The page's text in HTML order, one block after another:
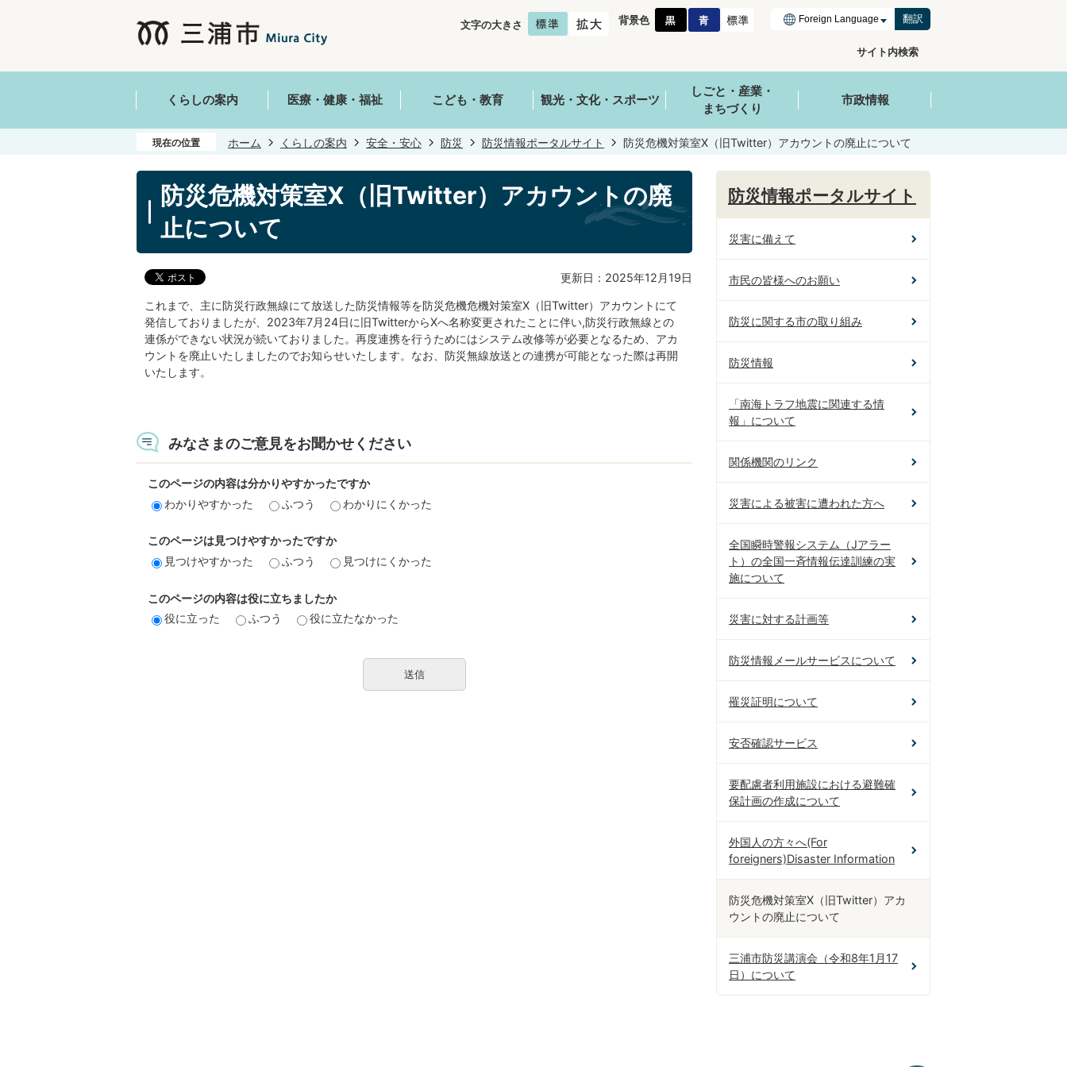
文字の大きさ 背景色 翻訳
サイト内検索
くらしの案内 医療・健康・福祉 こども・教育 観光・文化・スポーツ
しごと・産業・
まちづくり
市政情報
現在の位置 ホーム くらしの案内 安全・安心 防災 防災情報ポータルサイト 防災危機対策室X（旧Twitter）アカウントの廃止について
防災危機対策室X（旧Twitter）アカウントの廃
止について
更新日：2025年12月19日
これまで、主に防災行政無線にて放送した防災情報等を防災危機危機対策室X（旧Twitter）アカウントにて
発信しておりましたが、2023年7月24日に旧TwitterからXへ名称変更されたことに伴い,防災行政無線との
連係ができない状況が続いておりました。再度連携を行うためにはシステム改修等が必要となるため、アカ
ウントを廃止いたしましたのでお知らせいたします。なお、防災無線放送との連携が可能となった際は再開
いたします。
みなさまのご意見をお聞かせください
このページの内容は分かりやすかったですか
わかりやすかった
ふつう わかりにくかった
このページは見つけやすかったですか
見つけやすかった
ふつう 見つけにくかった
このページの内容は役に立ちましたか
役に立った
ふつう 役に立たなかった
防災情報ポータルサイト
災害に備えて
市民の皆様へのお願い
防災に関する市の取り組み
防災情報
「南海トラフ地震に関連する情
報」について
関係機関のリンク
災害による被害に遭われた方へ
全国瞬時警報システム（Jアラー
ト）の全国一斉情報伝達訓練の実
施について
災害に対する計画等
防災情報メールサービスについて
罹災証明について
安否確認サービス
要配慮者利用施設における避難確
保計画の作成について
外国人の方々へ(For
foreigners)Disaster Information
防災危機対策室X（旧Twitter）アカ
ウントの廃止について
三浦市防災講演会（令和8年1月17
日）について